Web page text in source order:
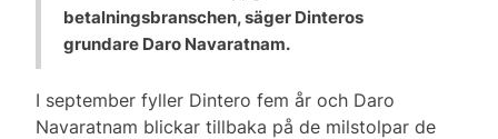
betalningsbranschen, säger Dinteros
grundare Daro Navaratnam.
I september fyller Dintero fem år och Daro
Navaratnam blickar tillbaka på de milstolpar de